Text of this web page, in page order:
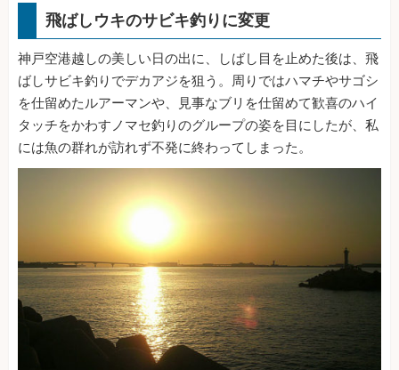
飛ばしウキのサビキ釣りに変更
神戸空港越しの美しい日の出に、しばし目を止めた後は、飛
ばしサビキ釣りでデカアジを狙う。周りではハマチやサゴシ
を仕留めたルアーマンや、見事なブリを仕留めて歓喜のハイ
タッチをかわすノマセ釣りのグループの姿を目にしたが、私
には魚の群れが訪れず不発に終わってしまった。